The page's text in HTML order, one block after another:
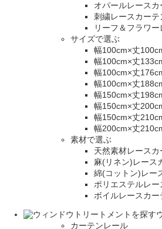
オパールレースカ
刺繍レースカーテ
リーフ＆フラワ
サイズで選ぶ
幅100cm×丈
幅100cm×丈
幅100cm×丈
幅100cm×丈
幅150cm×丈
幅150cm×丈
幅150cm×丈
幅200cm×丈
素材で選ぶ
天然素材レースカ
麻(リネン)レース
綿(コットン)レー
ポリエステルレー
ボイルレースカー
カーテンレール